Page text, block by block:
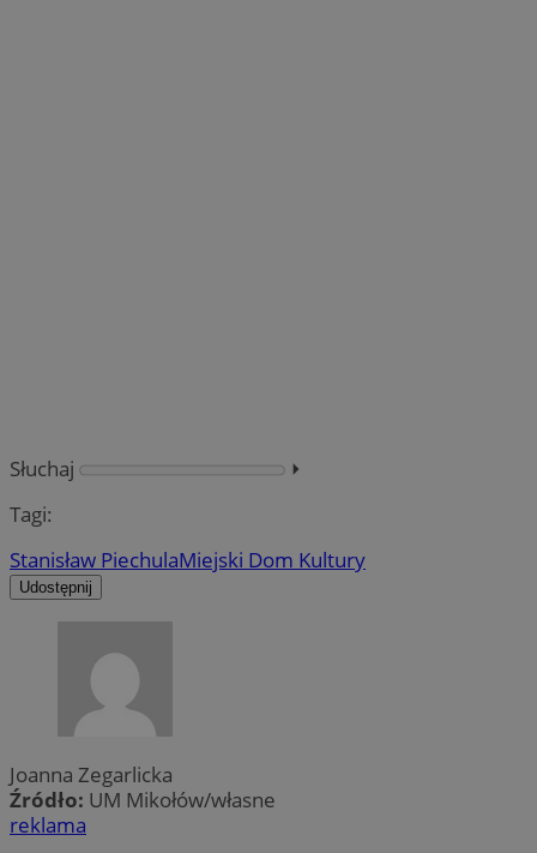
Słuchaj
⏵︎
Tagi:
Stanisław PiechulaMiejski Dom Kultury
Udostępnij
Joanna Zegarlicka
Źródło: UM Mikołów/własne
reklama